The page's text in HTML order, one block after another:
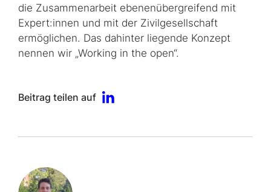
die Zusammenarbeit ebenenübergreifend mit
Expert:innen und mit der Zivilgesellschaft
ermöglichen. Das dahinter liegende Konzept
nennen wir „Working in the open“.
Beitrag teilen auf